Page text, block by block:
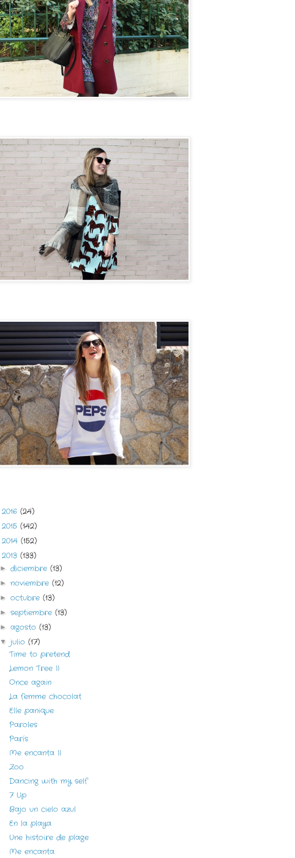
2016 (24)
2015 (142)
2014 (152)
2013 (133)
►diciembre(13)
►noviembre(12)
►octubre(13)
►septiembre(13)
►agosto(13)
▼julio(17)
Time to pretend
Lemon Tree II
Once again
La femme chocolat
Elle panique
Paroles
París
Me encanta II
Zoo
Dancing with my self
7 Up
Bajo un cielo azul
En la playa
Une histoire de plage
Me encanta